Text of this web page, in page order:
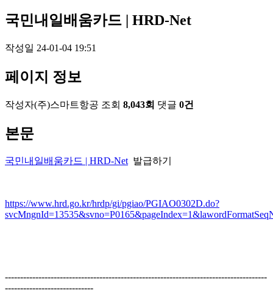
국민내일배움카드 | HRD-Net
작성일 24-01-04 19:51
페이지 정보
작성자(주)스마트항공 조회 8,043회 댓글 0건
본문
국민내일배움카드 | HRD-Net발급하기
https://www.hrd.go.kr/hrdp/gi/pgiao/PGIAO0302D.do?
--------------------------------------------------------------------------------------
-----------------------------